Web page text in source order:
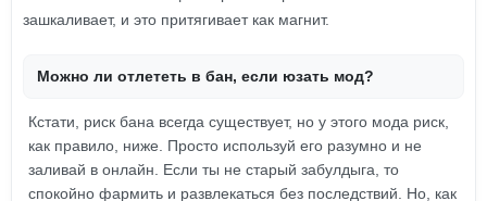
зашкаливает, и это притягивает как магнит.
Можно ли отлететь в бан, если юзать мод?
Кстати, риск бана всегда существует, но у этого мода риск,
как правило, ниже. Просто используй его разумно и не
заливай в онлайн. Если ты не старый забулдыга, то
спокойно фармить и развлекаться без последствий. Но, как